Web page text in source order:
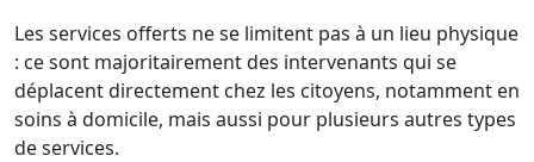
Les services offerts ne se limitent pas à un lieu physique
: ce sont majoritairement des intervenants qui se
déplacent directement chez les citoyens, notamment en
soins à domicile, mais aussi pour plusieurs autres types
de services.